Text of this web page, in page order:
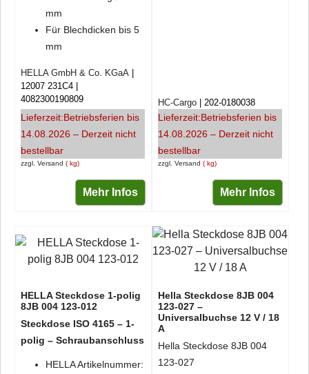
mm
Für Blechdicken bis 5
mm
zzgl. Versand kg
HELLA GmbH & Co. KGaA
12007 231C4
4082300190809
Lieferzeit:Betriebsferien bis
14.08.2026 – Derzeit nicht
bestellbar
Mehr Infos
zzgl. Versand kg
HC-Cargo 202-0180038
Lieferzeit:Betriebsferien bis
14.08.2026 – Derzeit nicht
bestellbar
Mehr Infos
HELLA Steckdose 1-polig
8JB 004 123-012
Steckdose ISO 4165 – 1-
polig – Schraubanschluss
HELLA Artikelnummer:
Hella Steckdose 8JB 004
123-027 –
Universalbuchse 12 V / 18
A
Hella Steckdose 8JB 004
123-027